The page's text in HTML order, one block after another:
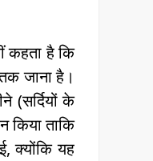
कहता है कि
जाना है।
(सर्दियों के
किया ताकि
क्योंकि यह